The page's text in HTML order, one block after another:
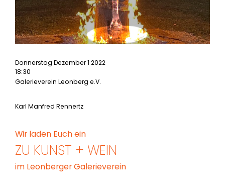
Wir laden Euch ein
ZU KUNST + WEIN
im Leonberger Galerieverein
Donnerstag Dezember 1 2022
18:30
Galerieverein Leonberg e.V.
Karl Manfred Rennertz